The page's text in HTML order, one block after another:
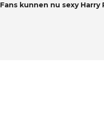
Fans kunnen nu sexy